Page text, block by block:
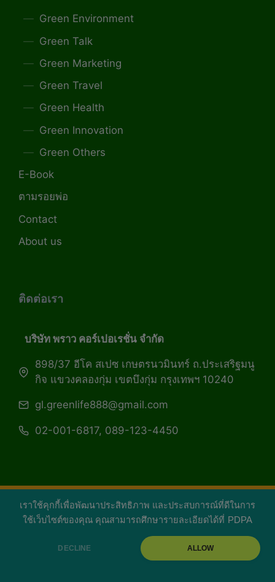
เราใช้คุกกี้เพื่อพัฒนาประสิทธิภาพ และประสบการณ์ที่ดีในการ
ใช้เว็บไซต์ของคุณ คุณสามารถศึกษารายละเอียดได้ที่ PDPA
DECLINE ALLOW
Green Environment
Green Talk
Green Marketing
Green Travel
Green Health
Green Innovation
Green Others
E-Book
ตามรอยพ่อ
Contact
About us
ติดต่อเรา
บริษัท พราว คอร์เปอเรชั่น จำกัด
898/37 อีโค สเปซ เกษตรนวมินทร์ ถ.ประเสริฐมนู
กิจ แขวงคลองกุ่ม เขตบึงกุ่ม กรุงเทพฯ 10240
gl.greenlife888@gmail.com
02-001-6817, 089-123-4450
Copyright 2026 — Green Life Plus mag | กรีน
ไลฟ์พลัส หนังสือมีชีวิต
facebookyoutube